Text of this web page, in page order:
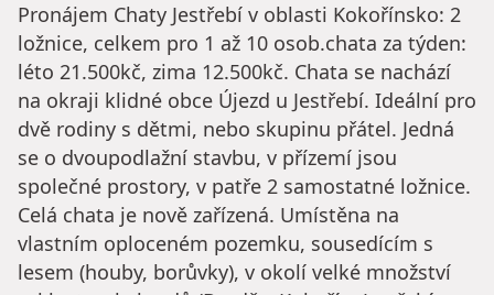
Pronájem Chaty Jestřebí v oblasti Kokořínsko: 2
ložnice, celkem pro 1 až 10 osob.chata za týden:
léto 21.500kč, zima 12.500kč. Chata se nachází
na okraji klidné obce Újezd u Jestřebí. Ideální pro
dvě rodiny s dětmi, nebo skupinu přátel. Jedná
se o dvoupodlažní stavbu, v přízemí jsou
společné prostory, v patře 2 samostatné ložnice.
Celá chata je nově zařízená. Umístěna na
vlastním oploceném pozemku, sousedícím s
lesem (houby, borůvky), v okolí velké množství